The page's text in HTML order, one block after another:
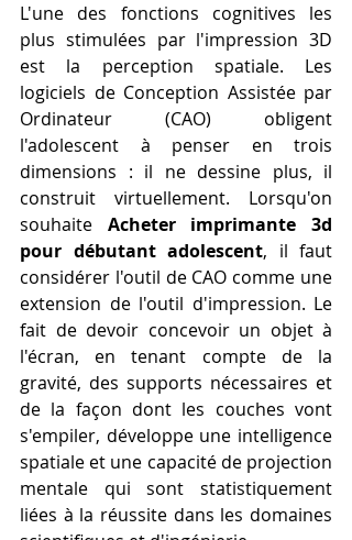
L'une des fonctions cognitives les
plus stimulées par l'impression 3D
est la perception spatiale. Les
logiciels de Conception Assistée par
Ordinateur (CAO) obligent
l'adolescent à penser en trois
dimensions : il ne dessine plus, il
construit virtuellement. Lorsqu'on
souhaite Acheter imprimante 3d
pour débutant adolescent, il faut
considérer l'outil de CAO comme une
extension de l'outil d'impression. Le
fait de devoir concevoir un objet à
l'écran, en tenant compte de la
gravité, des supports nécessaires et
de la façon dont les couches vont
s'empiler, développe une intelligence
spatiale et une capacité de projection
mentale qui sont statistiquement
liées à la réussite dans les domaines